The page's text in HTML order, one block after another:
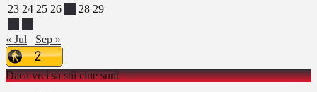
23 24 25 26 28 29
« Jul
Sep »
Daca vrei sa stii cine sunt